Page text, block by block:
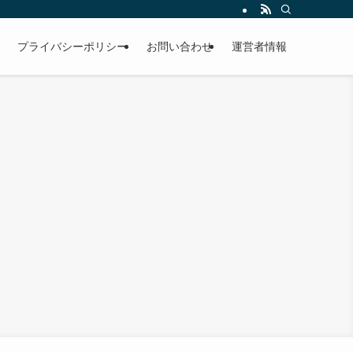
プライバシーポリシー お問い合わせ 運営者情報